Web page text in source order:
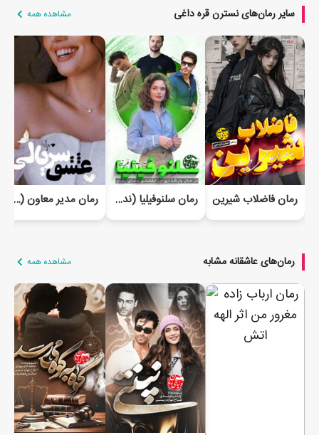
سایر رمان‌های نسترن قره داغی مشاهده همه
رمان فاضلاب شیرین رمان سلنوفیلیا (ندیمه قرتی) رمان مدیر معاون (عشق سریالی) - VIP
رمان‌های عاشقانه مشابه مشاهده همه